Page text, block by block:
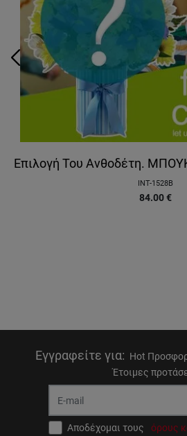
Επιλογή Του Ανθοδέτη.
INT-1528B
84.00 €
Εγγραφείτε για: Hot
Έτοιμες
Αποδέχομαι τους όρους